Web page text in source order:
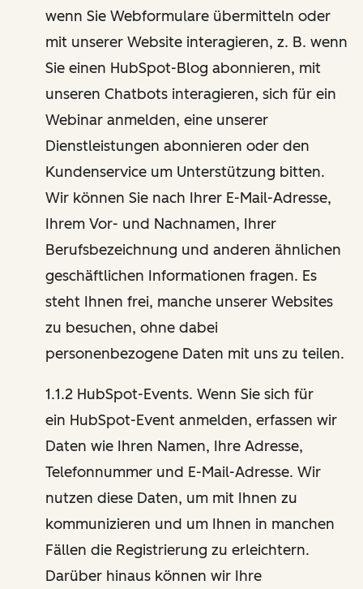
wenn Sie Webformulare übermitteln oder
mit unserer Website interagieren, z. B. wenn
Sie einen HubSpot-Blog abonnieren, mit
unseren Chatbots interagieren, sich für ein
Webinar anmelden, eine unserer
Dienstleistungen abonnieren oder den
Kundenservice um Unterstützung bitten.
Wir können Sie nach Ihrer E-Mail-Adresse,
Ihrem Vor- und Nachnamen, Ihrer
Berufsbezeichnung und anderen ähnlichen
geschäftlichen Informationen fragen. Es
steht Ihnen frei, manche unserer Websites
zu besuchen, ohne dabei
personenbezogene Daten mit uns zu teilen.
1.1.2 HubSpot-Events. Wenn Sie sich für
ein HubSpot-Event anmelden, erfassen wir
Daten wie Ihren Namen, Ihre Adresse,
Telefonnummer und E-Mail-Adresse. Wir
nutzen diese Daten, um mit Ihnen zu
kommunizieren und um Ihnen in manchen
Fällen die Registrierung zu erleichtern.
Darüber hinaus können wir Ihre